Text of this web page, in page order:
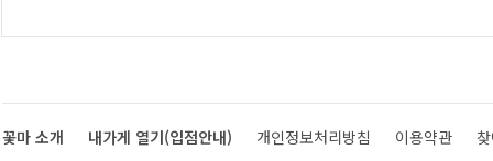
꽃마 소개 내가게 열기(입점안내) 개인정보처리방침 이용약관